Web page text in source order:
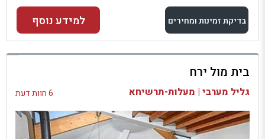
בדיקת זמינות ומחירים
למתחם זה
בדיקת זמינות ומחירים
למידע נוסף
בית מול ירח
גליל מערבי | מעלות-תרשיחא 6 חוות דעת